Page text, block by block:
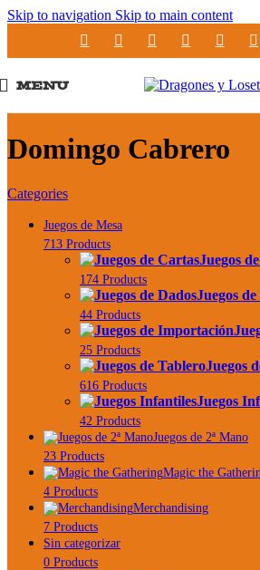
Skip to navigation Skip to main content
MENU
Domingo Cabrero
Categories
Juegos de Mesa
713 Products
Juegos
174 Products
Juegos
44 Products
25 Products
Juegos
616 Products
Juegos
42 Products
Juegos de 2ª Mano
23 Products
Magic the
4 Products
Merchandising
7 Products
Sin categorizar
0 Products